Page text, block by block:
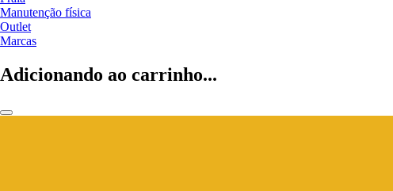
Manutenção física
Outlet
Marcas
Adicionando ao carrinho...